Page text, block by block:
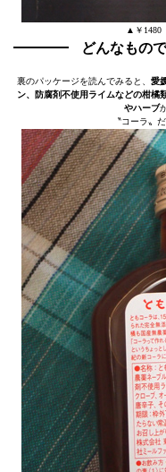
▲￥1480
どんなもの
裏のパッケージを読んでみると、 愛
ン、防腐剤不使用ライムなどの柑橘
やハーブ
〝コーラ〟